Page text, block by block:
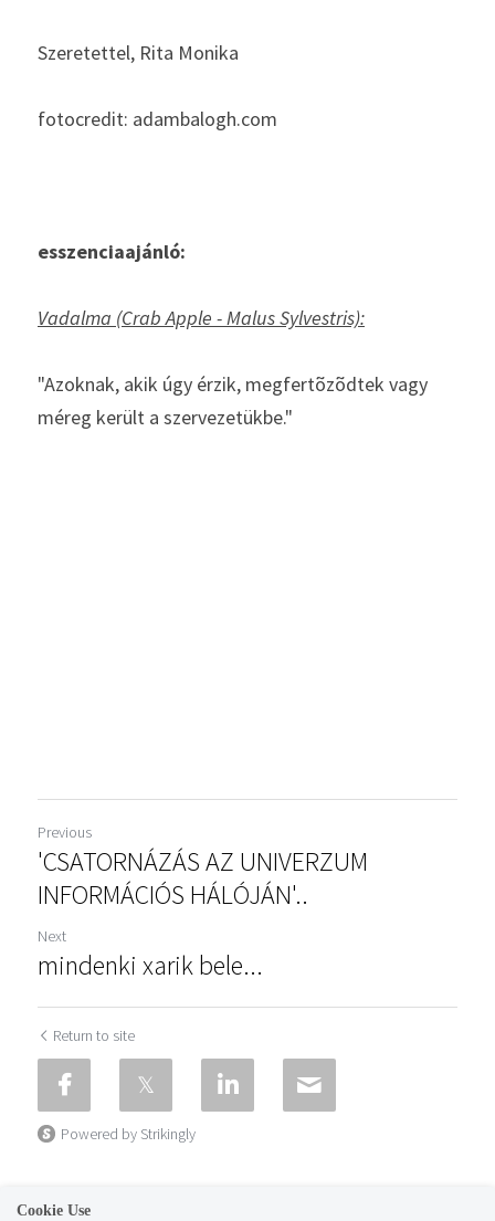
Szeretettel, Rita Monika
fotocredit: adambalogh.com
esszenciaajánló:
Vadalma (Crab Apple - Malus Sylvestris):
"Azoknak, akik úgy érzik, megfertõzõdtek vagy
méreg került a szervezetükbe."
Previous
'CSATORNÁZÁS AZ UNIVERZUM
INFORMÁCIÓS HÁLÓJÁN'..
Next
mindenki xarik bele...
Return to site
Powered by Strikingly
Cookie Use